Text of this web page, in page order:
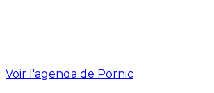
Voir l'agenda de Pornic